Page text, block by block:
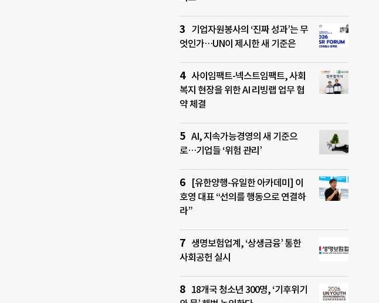
기업자원봉사의 ‘진짜 성과’는 무
엇인가…UN이 제시한 새 기준은
사이임팩트-넥스트임팩트, 사회
복지 현장을 위한 AI 리빙랩 업무 협
약 체결
AI, 지속가능경영의 새 기준으
로…기업들 ‘위험 관리’
[유한양행-유일한 아카데미] 이
호영 대표 “선의를 행동으로 연결하
라”
생명보험업계, ‘상생금융’ 통한
사회공헌 실시
18개국 청소년 300명, ‘기후위기